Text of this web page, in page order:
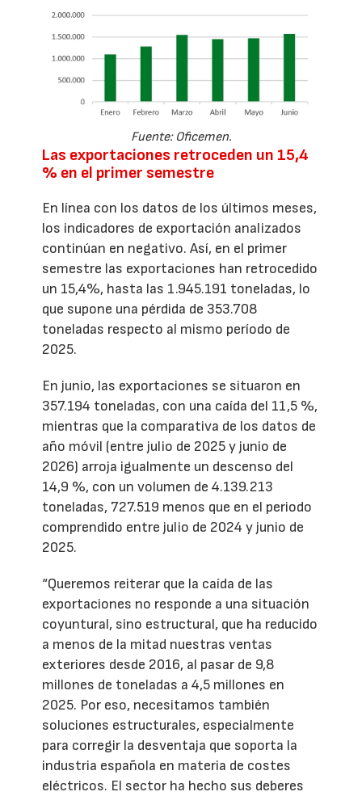
Fuente: Oficemen.
Las exportaciones retroceden un 15,4
% en el primer semestre
En línea con los datos de los últimos meses,
los indicadores de exportación analizados
continúan en negativo. Así, en el primer
semestre las exportaciones han retrocedido
un 15,4%, hasta las 1.945.191 toneladas, lo
que supone una pérdida de 353.708
toneladas respecto al mismo período de
2025.
En junio, las exportaciones se situaron en
357.194 toneladas, con una caída del 11,5 %,
mientras que la comparativa de los datos de
año móvil (entre julio de 2025 y junio de
2026) arroja igualmente un descenso del
14,9 %, con un volumen de 4.139.213
toneladas, 727.519 menos que en el periodo
comprendido entre julio de 2024 y junio de
2025.
“Queremos reiterar que la caída de las
exportaciones no responde a una situación
coyuntural, sino estructural, que ha reducido
a menos de la mitad nuestras ventas
exteriores desde 2016, al pasar de 9,8
millones de toneladas a 4,5 millones en
2025. Por eso, necesitamos también
soluciones estructurales, especialmente
para corregir la desventaja que soporta la
industria española en materia de costes
eléctricos. El sector ha hecho sus deberes